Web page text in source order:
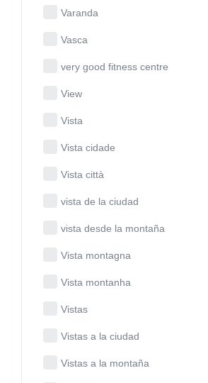
Varanda
Vasca
very good fitness centre
View
Vista
Vista cidade
Vista città
vista de la ciudad
vista desde la montaña
Vista montagna
Vista montanha
Vistas
Vistas a la ciudad
Vistas a la montaña